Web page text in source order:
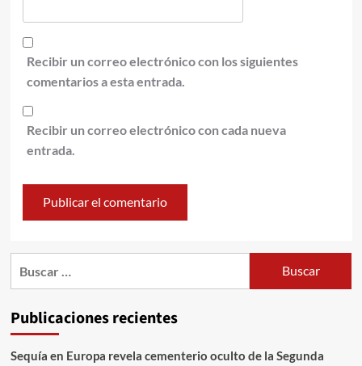
Recibir un correo electrónico con los siguientes
comentarios a esta entrada.
Recibir un correo electrónico con cada nueva
entrada.
Publicaciones recientes
Sequía en Europa revela cementerio oculto de la Segunda